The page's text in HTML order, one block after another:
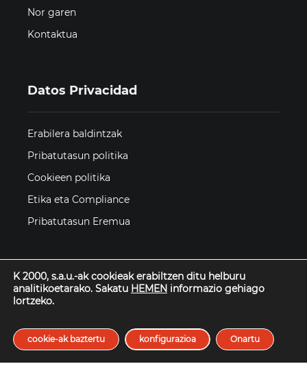
Nor garen
Kontaktua
Datos Privacidad
Erabilera baldintzak
Pribatutasun politika
Cookieen politika
Etika eta Compliance
Pribatutasun Eremua
K 2000, s.a.u.-ak cookieak erabiltzen ditu helburu
analitikoetarako. Sakatu HEMEN informazio gehiago
lortzeko.
Onartu
cookie-ak baztertu konfigurazioa